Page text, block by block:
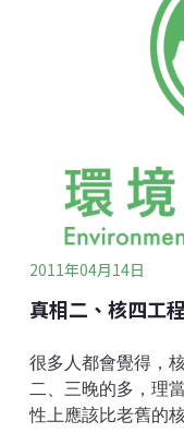
用過核燃料在上述
輻射線已大幅降低
內另興建乾式貯存
第三階段為再處理
將用過核燃料取出
永久處置經再處理
現類生活圈永久隔
2011年04月14日
真相二、核四工
很多人都會覺得，
二、三晚的多，理
性上應該比老舊的